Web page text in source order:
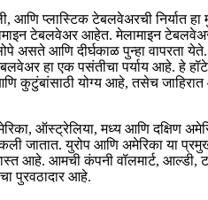
आणि प्लास्टिक टेबलवेअरची निर्यात हा
टेबलवेअर आहेत. मेलामाइन
असते आणि दीर्घकाळ पुन्हा वापरता
हा एक पसंतीचा पर्याय आहे. हे
कुटुंबांसाठी योग्य आहे, तसेच
ऑस्ट्रेलिया, मध्य आणि दक्षिण
जातात. युरोप आणि अमेरिका या प्रमुख
आहे. आमची कंपनी वॉलमार्ट, आल्डी,
पुरवठादार आहे.